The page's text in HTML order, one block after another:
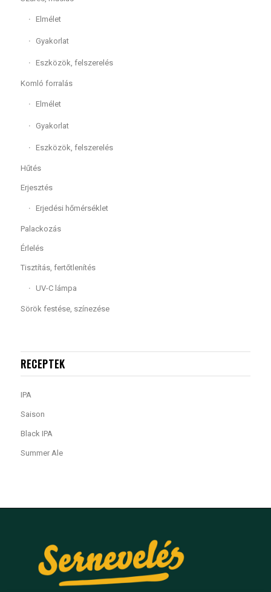
Elmélet
Gyakorlat
Eszközök, felszerelés
Komló forralás
Elmélet
Gyakorlat
Eszközök, felszerelés
Hűtés
Erjesztés
Erjedési hőmérséklet
Palackozás
Érlelés
Tisztítás, fertőtlenítés
UV-C lámpa
Sörök festése, színezése
RECEPTEK
IPA
Saison
Black IPA
Summer Ale